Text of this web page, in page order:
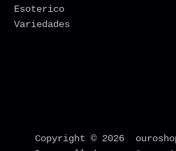
Esoterico
Variedades
Copyright © 2026